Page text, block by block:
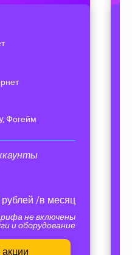
Фогейм
рублей /в месяц
не включены
и оборудование